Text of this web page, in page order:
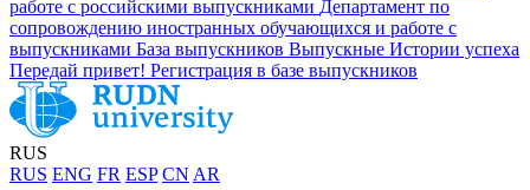
работе с российскими выпускниками Департамент по
сопровождению иностранных обучающихся и работе с
выпускниками База выпускников Выпускные Истории успеха
Передай привет! Регистрация в базе выпускников
RUS
RUS ENG FR ESP CN AR